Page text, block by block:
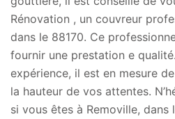
Rénovation , un couvreur
dans le 88170. Ce
fournir une prestation e
expérience, il est en mesure
la hauteur de vos attentes.
si vous êtes à Removille, dans